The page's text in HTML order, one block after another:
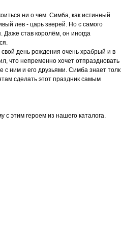
ни о чем. Симба, как истинный
лев - царь зверей. Но с самого
Даже став королём, он иногда
день рождения очень храбрый и в
что непременно хочет отпраздновать
с ним и его друзьями. Симба знает толк
сделать этот праздник самым
этим героем из нашего каталога.